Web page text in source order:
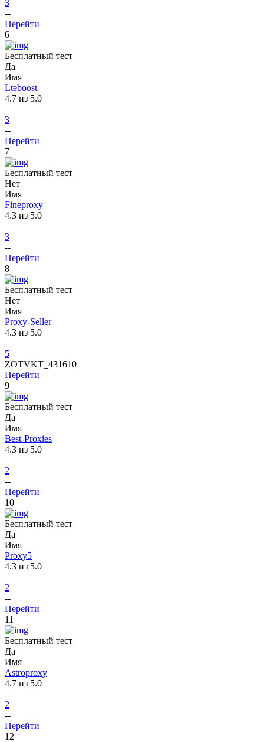
3
--
Перейти
6
Бесплатный тест
Да
Имя
Lteboost
4.7 из 5.0
3
--
Перейти
7
Бесплатный тест
Нет
Имя
Fineproxy
4.3 из 5.0
3
--
Перейти
8
Бесплатный тест
Нет
Имя
Proxy-Seller
4.3 из 5.0
5
ZOTVKT_431610
Перейти
9
Бесплатный тест
Да
Имя
Best-Proxies
4.3 из 5.0
2
--
Перейти
10
Бесплатный тест
Да
Имя
Proxy5
4.3 из 5.0
2
--
Перейти
11
Бесплатный тест
Да
Имя
Astroproxy
4.7 из 5.0
2
--
Перейти
12